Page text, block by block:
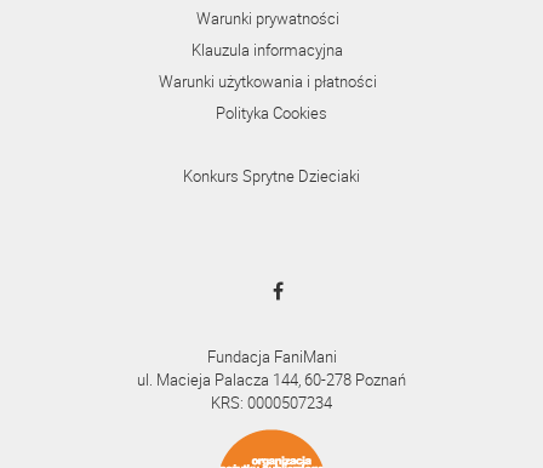
Warunki prywatności
Klauzula informacyjna
Warunki użytkowania i płatności
Polityka Cookies
Konkurs Sprytne Dzieciaki
Fundacja FaniMani
ul. Macieja Palacza 144, 60-278 Poznań
KRS: 0000507234